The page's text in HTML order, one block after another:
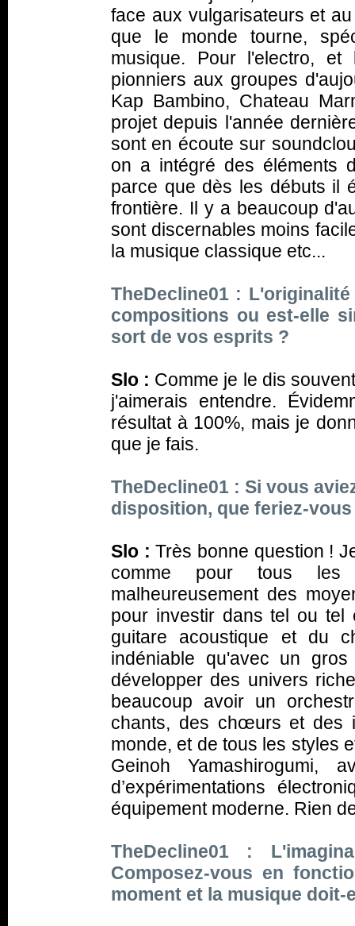
face aux vulgarisateurs et
que le monde tourne,
musique. Pour l'electro, et
pionniers aux groupes
Kap Bambino, Chateau
projet depuis l'année
sont en écoute sur
on a intégré des éléments
parce que dès les débuts il
frontière. Il y a beaucoup
sont discernables moins
la musique classique etc...
TheDecline01 :
compositions ou est-elle
sort de vos esprits ?
Slo : Comme je le dis
j'aimerais entendre.
résultat à 100%, mais je
que je fais.
TheDecline01 : Si vous
disposition, que feriez-
Slo :Très bonne question !
comme pour tous les
malheureusement des
pour investir dans tel ou tel
guitare acoustique et du
indéniable qu'avec un
développer des univers
beaucoup avoir un
chants, des chœurs et des
monde, et de tous les styles
Geinoh
d’expérimentations
équipement moderne. Rien
TheDecline01 :
Composez-vous en
moment et la musique doit-